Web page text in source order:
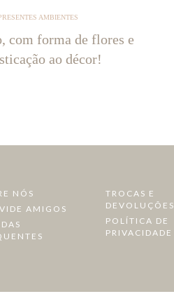
AMBIENTES
com forma de flores e
ao décor!
NÓS
AMIGOS
TROCAS E
DEVOLUÇÕES
POLÍTICA DE
PRIVACIDADE